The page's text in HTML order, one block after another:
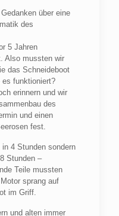
über eine
des
5 Jahren
Also mussten wir
das Schneideboot
es funktioniert?
erinnern und wir
des
und einen
fest.
4 Stunden sondern
Stunden –
Teile mussten
sprang auf
im Griff.
und alten immer